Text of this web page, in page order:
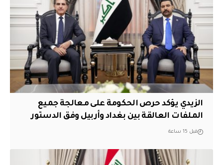
الزيدي يؤكد حرص الحكومة على معالجة جميع
الملفات العالقة بين بغداد وأربيل وفق الدستور
قبل 15 ساعة